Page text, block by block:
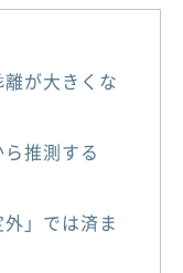
が大きくな
推測する
」では済ま